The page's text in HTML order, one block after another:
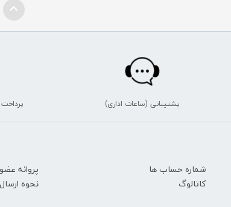
پشتیبانی (ساعات اداری)
شماره حساب ها
پروانه
کاتالوگ
نحوه ارسال